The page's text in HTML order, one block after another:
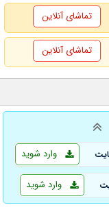
تماشای آنلاین
تماشای آنلاین
وارد شوید
وارد شوید